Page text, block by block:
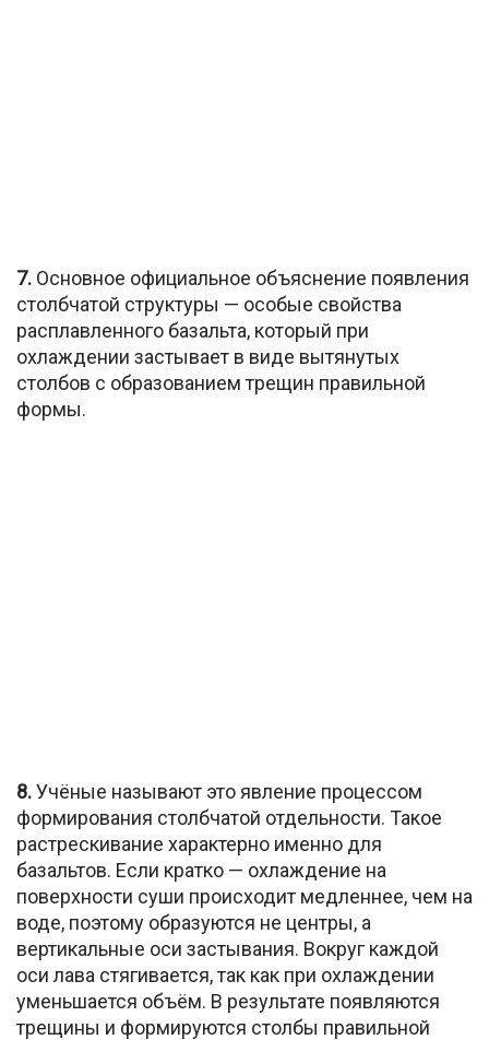
7. Основное официальное объяснение появления
столбчатой структуры — особые свойства
расплавленного базальта, который при
охлаждении застывает в виде вытянутых
столбов с образованием трещин правильной
формы.
8.Учёные называют это явление процессом
формирования столбчатой отдельности. Такое
растрескивание характерно именно для
базальтов. Если кратко — охлаждение на
поверхности суши происходит медленнее, чем на
воде, поэтому образуются не центры, а
вертикальные оси застывания. Вокруг каждой
оси лава стягивается, так как при охлаждении
уменьшается объём. В результате появляются
трещины и формируются столбы правильной